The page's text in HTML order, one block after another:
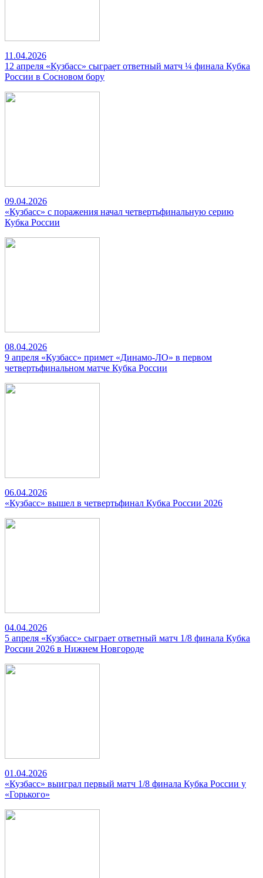
11.04.2026
12 апреля «Кузбасс» сыграет ответный матч ¼ финала Кубка
России в Сосновом бору
09.04.2026
«Кузбасс» с поражения начал четвертьфинальную серию
Кубка России
08.04.2026
9 апреля «Кузбасс» примет «Динамо-ЛО» в первом
четвертьфинальном матче Кубка России
06.04.2026
«Кузбасс» вышел в четвертьфинал Кубка России 2026
04.04.2026
5 апреля «Кузбасс» сыграет ответный матч 1/8 финала Кубка
России 2026 в Нижнем Новгороде
01.04.2026
«Кузбасс» выиграл первый матч 1/8 финала Кубка России у
«Горького»